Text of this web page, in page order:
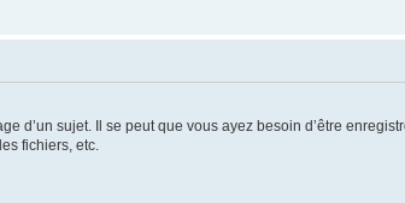
d’un sujet. Il se peut que vous ayez besoin d’être
fichiers, etc.